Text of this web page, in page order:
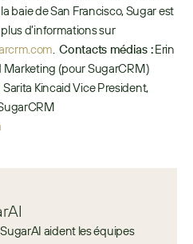
baie de San Francisco, Sugar est
d’informations sur
. Contacts médias : Erin
Sarita Kincaid Vice President,
aident les équipes